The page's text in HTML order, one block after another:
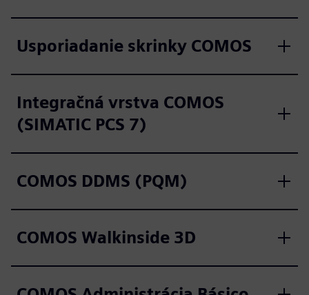
Usporiadanie skrinky COMOS
Integračná vrstva COMOS
(SIMATIC PCS 7)
COMOS DDMS (PQM)
COMOS Walkinside 3D